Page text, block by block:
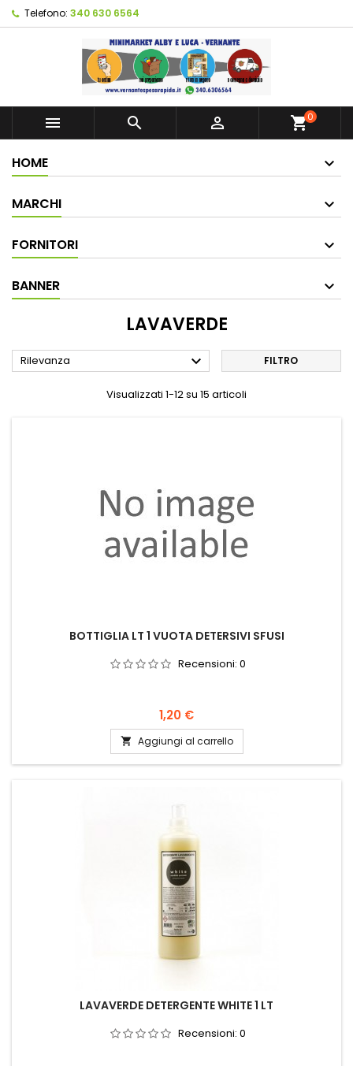
Telefono: 340 630 6564
   shopping_cart0
HOME
MARCHI
FORNITORI
BANNER
LAVAVERDE
Rilevanza  FILTRO
Visualizzati 1-12 su 15 articoli
BOTTIGLIA LT 1 VUOTA DETERSIVI SFUSI
Recensioni: 0
Prezzo
1,20 €
 Aggiungi al carrello
LAVAVERDE DETERGENTE WHITE 1 LT
Recensioni: 0